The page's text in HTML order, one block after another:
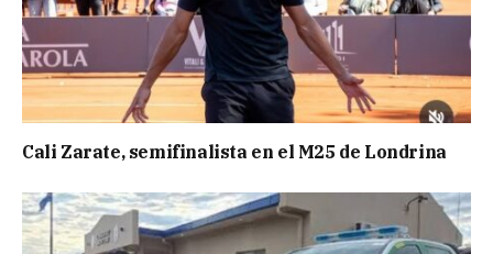
Cali Zarate, semifinalista en el M25 de Londrina